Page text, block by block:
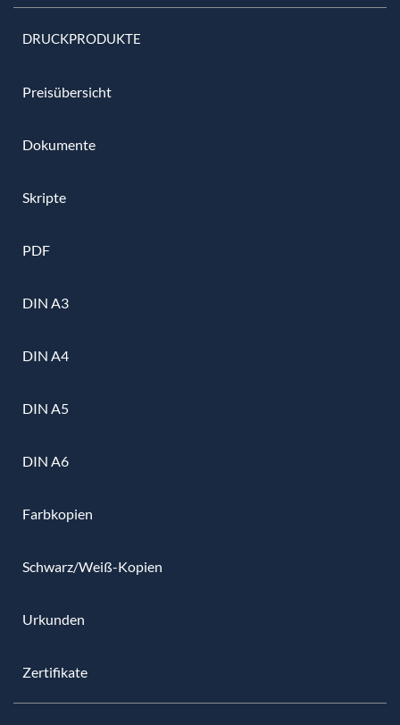
DRUCKPRODUKTE
Preisübersicht
Dokumente
Skripte
PDF
DIN A3
DIN A4
DIN A5
DIN A6
Farbkopien
Schwarz/Weiß-Kopien
Urkunden
Zertifikate